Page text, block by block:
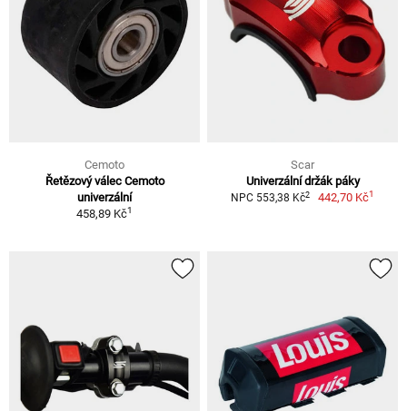
Cemoto
Řetězový válec Cemoto
univerzální
458,89 Kč1
Scar
Univerzální držák páky
NPC 553,38 Kč2 442,70 Kč1